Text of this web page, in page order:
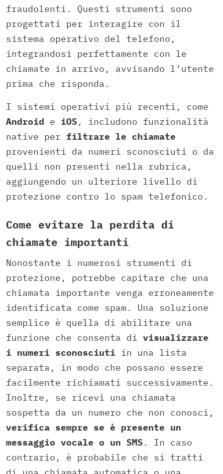
fraudolenti. Questi strumenti sono
progettati per interagire con il
sistema operativo del telefono,
integrandosi perfettamente con le
chiamate in arrivo, avvisando l’utente
prima che risponda.
I sistemi operativi più recenti, come
Android e iOS , includono funzionalità
native per filtrare le chiamate
provenienti da numeri sconosciuti o da
quelli non presenti nella rubrica,
aggiungendo un ulteriore livello di
protezione contro lo spam telefonico.
Come evitare la perdita di
chiamate importanti
Nonostante i numerosi strumenti di
protezione, potrebbe capitare che una
chiamata importante venga erroneamente
identificata come spam. Una soluzione
semplice è quella di abilitare una
funzione che consenta di visualizzare
i numeri sconosciuti in una lista
separata, in modo che possano essere
facilmente richiamati successivamente.
Inoltre, se ricevi una chiamata
sospetta da un numero che non conosci,
verifica sempre se è presente un
messaggio vocale o un SMS . In caso
contrario, è probabile che si tratti